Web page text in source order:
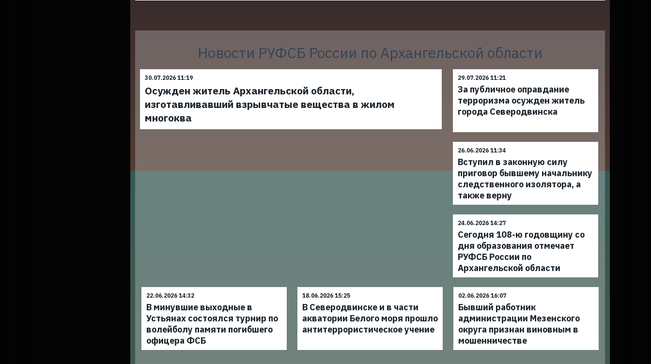
Новости РУФСБ России по Архангельской области
30.07.2026 11:19
Осужден житель Архангельской области,
изготавливавший взрывчатые вещества в жилом
многоква
29.07.2026 11:21
За публичное оправдание
терроризма осужден житель
города Северодвинска
26.06.2026 11:34
Вступил в законную силу
приговор бывшему начальнику
следственного изолятора, а
также верну
24.06.2026 14:27
Сегодня 108-ю годовщину со
дня образования отмечает
РУФСБ России по
Архангельской области
22.06.2026 14:32
В минувшие выходные в
Устьянах состоялся турнир по
волейболу памяти погибшего
офицера ФСБ
18.06.2026 15:25
В Северодвинске и в части
акватории Белого моря прошло
антитеррористическое учение
02.06.2026 16:07
Бывший работник
администрации Мезенского
округа признан виновным в
мошенничестве